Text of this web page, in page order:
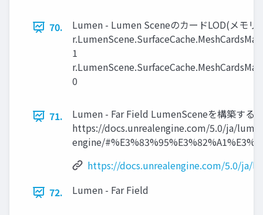
70.
Lumen - Lumen SceneのカードLOD(メモリ)
1
0
71.
Lumen - Far Field LumenSceneを構築する
https://docs.unrealengine.com/5.0/ja/
engine/
https://docs.unrealengine.com/5.0/ja/
72.
Lumen - Far Field